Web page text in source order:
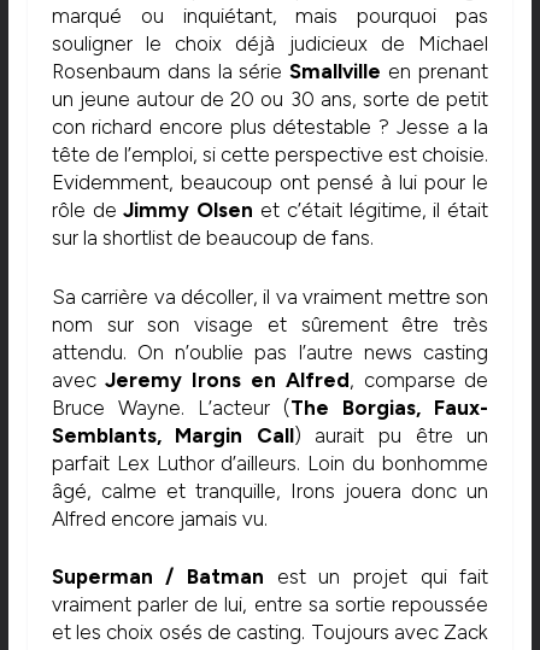
marqué ou inquiétant, mais pourquoi pas
souligner le choix déjà judicieux de Michael
Rosenbaum dans la sérieSmallville en prenant
un jeune autour de 20 ou 30 ans, sorte de petit
con richard encore plus détestable ? Jesse a la
tête de l’emploi, si cette perspective est choisie.
Evidemment, beaucoup ont pensé à lui pour le
rôle deJimmy Olsen et c’était légitime, il était
sur la shortlist de beaucoup de fans.
Sa carrière va décoller, il va vraiment mettre son
nom sur son visage et sûrement être très
attendu. On n’oublie pas l’autre news casting
avecJeremy Irons en Alfred, comparse de
Bruce Wayne. L’acteur (The Borgias, Faux-
Semblants, Margin Call) aurait pu être un
parfait Lex Luthor d’ailleurs. Loin du bonhomme
âgé, calme et tranquille, Irons jouera donc un
Alfred encore jamais vu.
Superman / Batman est un projet qui fait
vraiment parler de lui, entre sa sortie repoussée
et les choix osés de casting. Toujours avec Zack